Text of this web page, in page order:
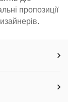
пропозиції